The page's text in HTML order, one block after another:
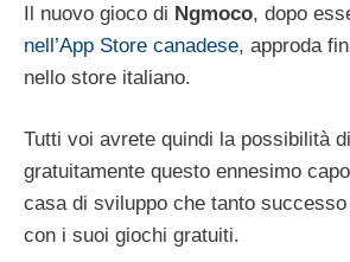
Il nuovo gioco di Ngmoco, dopo
nell’App Store canadese, approda
nello store italiano.
Tutti voi avrete quindi la possibilità
gratuitamente questo ennesimo
casa di sviluppo che tanto
con i suoi giochi gratuiti.